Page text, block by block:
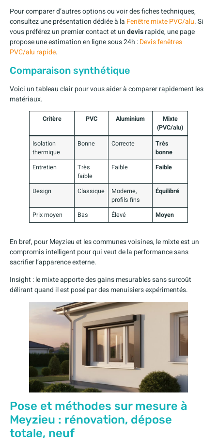
Pour comparer d’autres options ou voir des fiches techniques,
consultez une présentation dédiée à la Fenêtre mixte PVC/alu. Si
vous préférez un premier contact et undevisrapide, une page
propose une estimation en ligne sous 24h :Devis fenêtres
PVC/alu rapide.
Comparaison synthétique
Voici un tableau clair pour vous aider à comparer rapidement les
matériaux.
Critère PVC Aluminium
Mixte
(PVC/alu)
Isolation
thermique
Bonne Correcte
Très
bonne
Entretien
Très
faible
Faible Faible
Design Classique
Moderne,
profils fins
Équilibré
Prix moyen Bas Élevé Moyen
En bref, pour Meyzieu et les communes voisines, le mixte est un
compromis intelligent pour qui veut de la performance sans
sacrifier l’apparence externe.
Insight : le mixte apporte des gains mesurables sans surcoût
délirant quand il est posé par des menuisiers expérimentés.
Pose et méthodes sur mesure à
Meyzieu : rénovation, dépose
totale, neuf